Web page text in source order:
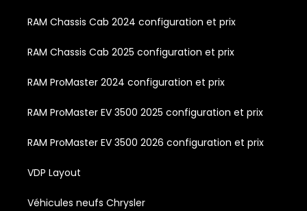
RAM Chassis Cab 2024 configuration et prix
RAM Chassis Cab 2025 configuration et prix
RAM ProMaster 2024 configuration et prix
RAM ProMaster EV 3500 2025 configuration et prix
RAM ProMaster EV 3500 2026 configuration et prix
VDP Layout
Véhicules neufs Chrysler